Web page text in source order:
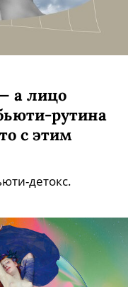
а лицо
рутина
с этим
детокс.